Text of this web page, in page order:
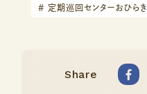
# 定期巡回センターおひらき
Share